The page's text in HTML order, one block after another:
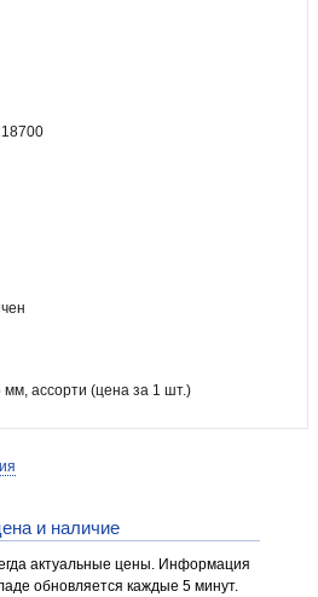
ассорти (цена за 1 шт.)
и наличие
актуальные цены. Информация
обновляется каждые 5 минут.